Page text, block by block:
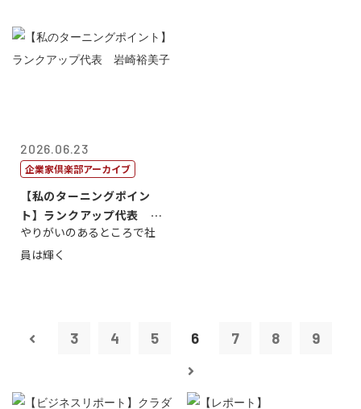
2026.06.23
企業家倶楽部アーカイブ
【私のターニングポイン
ト】ランクアップ代表 岩
崎裕美子
やりがいのあるところで社
員は輝く
3 4 5 6 7 8 9